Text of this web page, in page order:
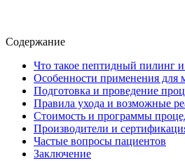
Содержание
Что такое пептидный пилинг и
Особенности применения для
Подготовка и проведение
Правила ухода и возможные
Стоимость и программы
Производители и
Частые вопросы пациентов
Заключение